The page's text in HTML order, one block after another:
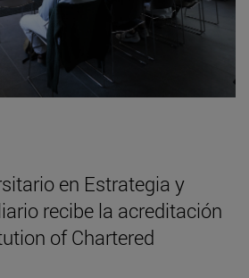
en Estrategia y
recibe la acreditación
of Chartered